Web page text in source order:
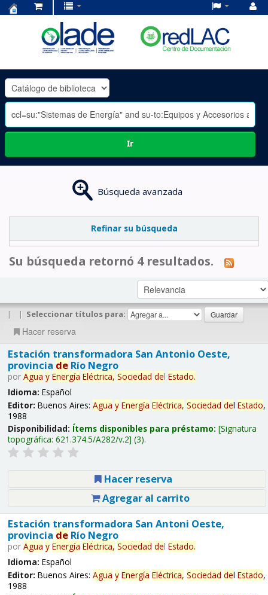
OLADE
-
Ir
Búsqueda avanzada
Refinar su búsqueda
Su búsqueda retornó 4 resultados.
| | Seleccionar títulos para:
Hacer reserva
Estación transformadora San Antonio Oeste,
provincia deRío Negro
por Agua y Energía Eléctrica, Sociedad del Estado.
Idioma: Español
Editor: Buenos Aires: Agua y Energía Eléctrica, Sociedad del Estado,
1988
Disponibilidad: Ítems disponibles para préstamo: Signatura
topográfica: 621.374.5/A282/v.2 (3).
Hacer reserva
Agregar al carrito
Estación transformadora San Antoni Oeste,
provincia deRío Negro
por Agua y Energía Eléctrica, Sociedad del Estado.
Idioma: Español
Editor: Buenos Aires: Agua y Energía Eléctrica, Sociedad del Estado,
1988